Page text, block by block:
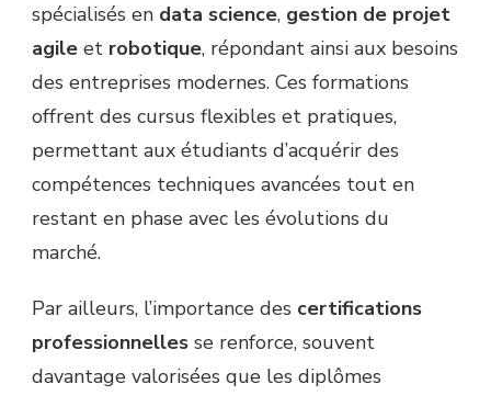
spécialisés en data science, gestion de projet
agile et robotique, répondant ainsi aux besoins
des entreprises modernes. Ces formations
offrent des cursus flexibles et pratiques,
permettant aux étudiants d’acquérir des
compétences techniques avancées tout en
restant en phase avec les évolutions du
marché.
Par ailleurs, l’importance des certifications
professionnelles se renforce, souvent
davantage valorisées que les diplômes